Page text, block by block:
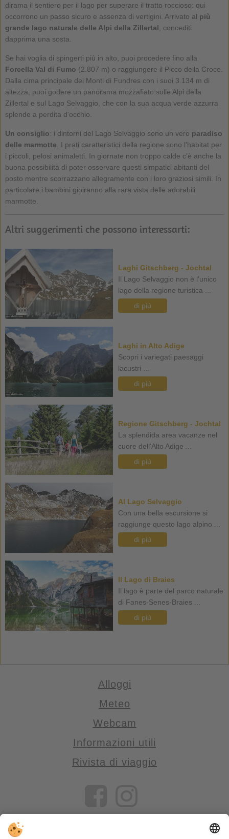
dirama il sentiero per il lago per superare il tratto roccioso: qui
occorrono un passo sicuro e assenza di vertigini. Arrivato al più
grande lago naturale delle Alpi della Zillertal , concediti
dapprima una sosta.
Se hai voglia di spingerti più in alto, puoi procedere fino alla
Forcella Val di Fumo (2.807 m) o raggiungere il Picco della Croce.
Dalla cima principale dei Monti di Fundres con i suoi 3.134 m di
altezza, puoi godere un panorama mozzafiato sulle Alpi della
Zillertal e sul Lago Selvaggio, che con la sua acqua verde azzurra
splende a perdita d'occhio.
Un consiglio: i dintorni del Lago Selvaggio sono un vero paradiso
delle marmotte . I prati caratteristici della regione sono l'habitat per
i piccoli, pelosi animaletti. In giornate non troppo calde c'è anche la
buona possibilità di poter osservare questi simpatici abitanti del
posto mentre scorrazzano allegramente con i loro graziosi simili. In
particolare i bambini gioiranno alla rara vista delle adorabili
marmotte.
Altri suggerimenti che possono interessarti:
Laghi Gitschberg - Jochtal
Il Lago Selvaggio non è l'unico
lago della regione turistica ...
di più
Laghi in Alto Adige
Scopri i variegati paesaggi
lacustri ...
di più
Regione Gitschberg - Jochtal
La splendida area vacanze nel
cuore dell'Alto Adige ...
di più
Al Lago Selvaggio
Con una bella escursione si
raggiunge questo lago alpino ...
di più
Il Lago di Braies
Il lago è parte del parco naturale
di Fanes-Senes-Braies ...
di più
Alloggi
Meteo
Webcam
Informazioni utili
Rivista di viaggio